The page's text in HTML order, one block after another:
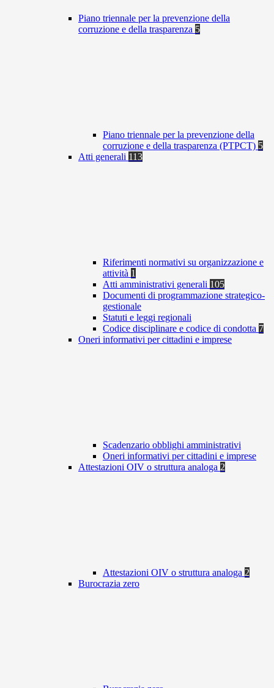
Piano triennale per la prevenzione della
corruzione e della trasparenza 5
Piano triennale per la prevenzione della
corruzione e della trasparenza (PTPCT) 5
Atti generali 113
Riferimenti normativi su organizzazione e
attività 1
Atti amministrativi generali 105
Documenti di programmazione strategico-
gestionale
Statuti e leggi regionali
Codice disciplinare e codice di condotta 7
Oneri informativi per cittadini e imprese
Scadenzario obblighi amministrativi
Oneri informativi per cittadini e imprese
Attestazioni OIV o struttura analoga 2
Attestazioni OIV o struttura analoga 2
Burocrazia zero